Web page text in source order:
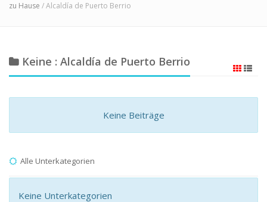
zu Hause / Alcaldía de Puerto Berrio
Keine : Alcaldía de Puerto Berrio
Keine Beiträge
Alle Unterkategorien
Keine Unterkategorien